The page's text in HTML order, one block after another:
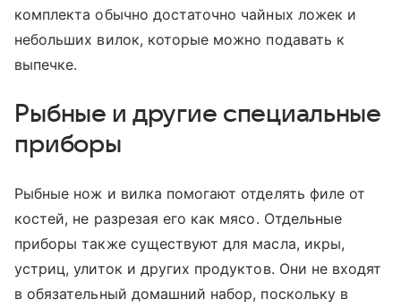
комплекта обычно достаточно чайных ложек и
небольших вилок, которые можно подавать к
выпечке.
Рыбные и другие специальные
приборы
Рыбные нож и вилка помогают отделять филе от
костей, не разрезая его как мясо. Отдельные
приборы также существуют для масла, икры,
устриц, улиток и других продуктов. Они не входят
в обязательный домашний набор, поскольку в